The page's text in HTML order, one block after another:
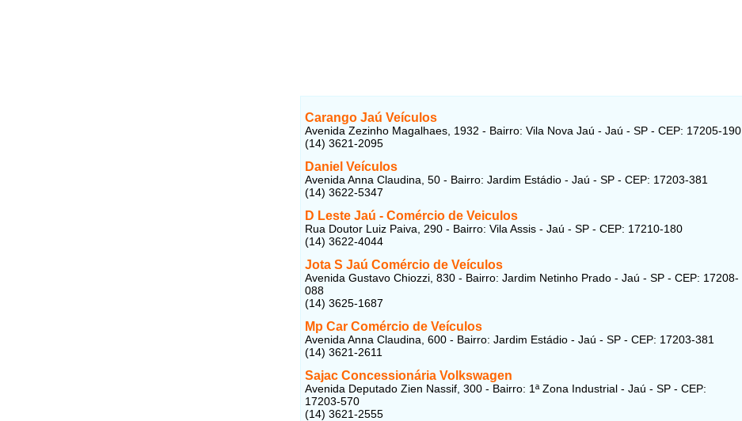
Carango Jaú Veículos
Avenida Zezinho Magalhaes, 1932 - Bairro: Vila Nova Jaú - Jaú - SP - CEP: 17205-190
(14) 3621-2095
Daniel Veículos
Avenida Anna Claudina, 50 - Bairro: Jardim Estádio - Jaú - SP - CEP: 17203-381
(14) 3622-5347
D Leste Jaú - Comércio de Veiculos
Rua Doutor Luiz Paiva, 290 - Bairro: Vila Assis - Jaú - SP - CEP: 17210-180
(14) 3622-4044
Jota S Jaú Comércio de Veículos
Avenida Gustavo Chiozzi, 830 - Bairro: Jardim Netinho Prado - Jaú - SP - CEP: 17208-
088
(14) 3625-1687
Mp Car Comércio de Veículos
Avenida Anna Claudina, 600 - Bairro: Jardim Estádio - Jaú - SP - CEP: 17203-381
(14) 3621-2611
Sajac Concessionária Volkswagen
Avenida Deputado Zien Nassif, 300 - Bairro: 1ª Zona Industrial - Jaú - SP - CEP:
17203-570
(14) 3621-2555